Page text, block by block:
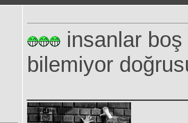
insanlar boş
bilemiyor